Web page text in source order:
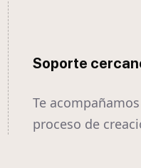
Soporte
Te
proceso de